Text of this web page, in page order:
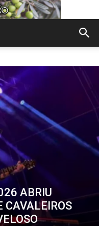
ABRIU
CAVALEIROS